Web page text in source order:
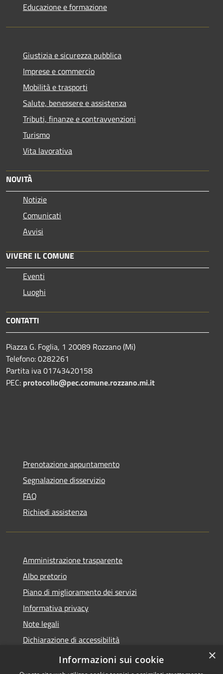
Educazione e formazione
Giustizia e sicurezza pubblica
Imprese e commercio
Mobilità e trasporti
Salute, benessere e assistenza
Tributi, finanze e contravvenzioni
Turismo
Vita lavorativa
NOVITÀ
Notizie
Comunicati
Avvisi
VIVERE IL COMUNE
Eventi
Luoghi
CONTATTI
Piazza G. Foglia, 1 20089 Rozzano (Mi)
Telefono: 0282261
Partita iva 01743420158
PEC: protocollo@pec.comune.rozzano.mi.it
Prenotazione appuntamento
Segnalazione disservizio
FAQ
Richiedi assistenza
Amministrazione trasparente
Albo pretorio
Piano di miglioramento dei servizi
Informativa privacy
Note legali
Dichiarazione di accessibilità
Obiettivi di accessibilità per l'anno 2025
×
Informazioni sui cookie